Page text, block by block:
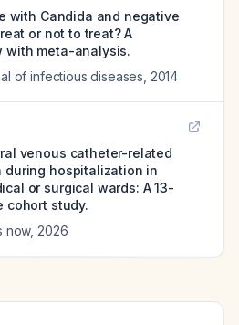
with Candida and negative
or not to treat? A
with meta-analysis.
of infectious diseases 2014
venous catheter-related
during hospitalization in
or surgical wards: A 13-
cohort study.
now, 2026